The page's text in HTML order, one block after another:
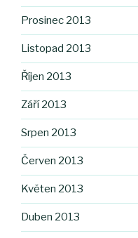
Prosinec 2013
Listopad 2013
Říjen 2013
Září 2013
Srpen 2013
Červen 2013
Květen 2013
Duben 2013